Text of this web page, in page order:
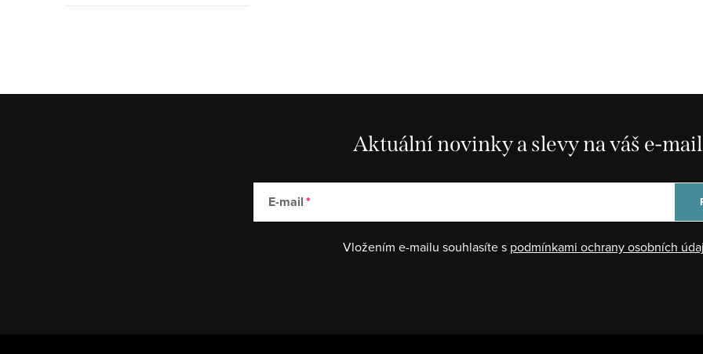
Aktuální novinky a slevy na váš e-mail
E-mail
Vložením e-mailu souhlasíte s podmínkami ochrany osobních